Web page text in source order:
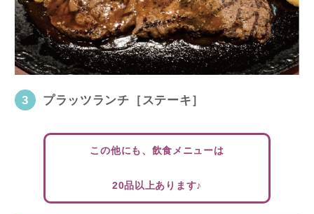
3 プラッツランチ［ステーキ］
この他にも、飲食メニューは
20品以上あります♪